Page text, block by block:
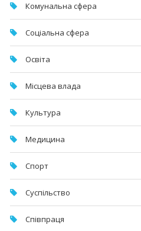
Комунальна cфера
Соціальна сфера
Освіта
Місцева влада
Культура
Медицина
Спорт
Суспільство
Співпраця